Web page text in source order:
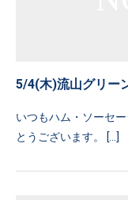
5/4(木)流山グリー
いつもハム・ソーセ
とうございます。 […]